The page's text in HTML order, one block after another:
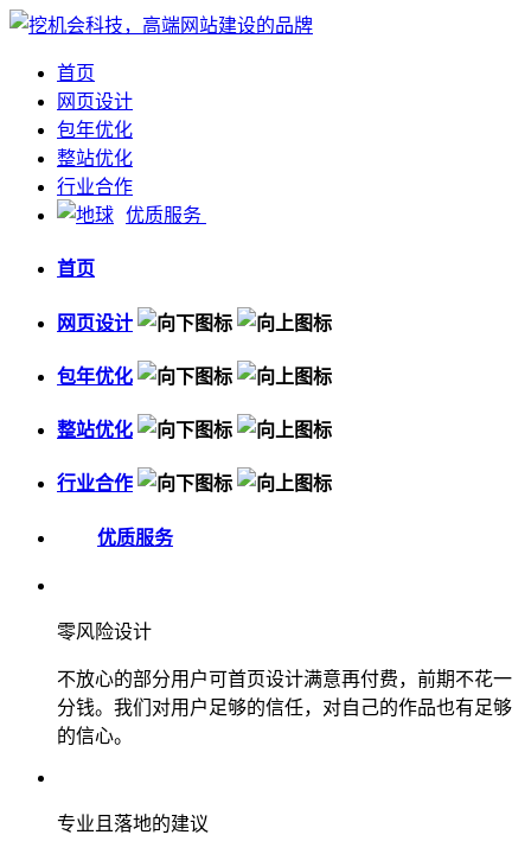
首页
网页设计
包年优化
整站优化
行业合作
优质服务
首页
网页设计
包年优化
整站优化
行业合作
优质服务
零风险设计
不放心的部分用户可首页设计满意再付费，前期不花一
分钱。我们对用户足够的信任，对自己的作品也有足够
的信心。
专业且落地的建议